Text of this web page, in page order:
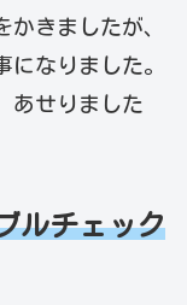
きましたが、
なりました。
あせりました
ルチェック